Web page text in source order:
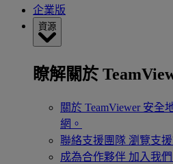
企業版
資源
瞭解關於
關於 TeamViewer 安全
網。
聯絡支援團隊 瀏覽支
成為合作夥伴 加入我